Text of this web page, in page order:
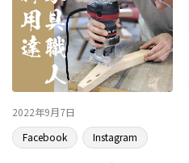
2022年9月7日
Facebook
Instagram